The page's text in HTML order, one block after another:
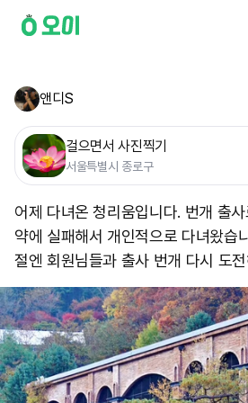
앤디S
걸으면서 사진찍기
서울특별시 종로구
어제 다녀온 청리움입니다. 번개 출
약에 실패해서 개인적으로 다녀왔습
절엔 회원님들과 출사 번개 다시 도